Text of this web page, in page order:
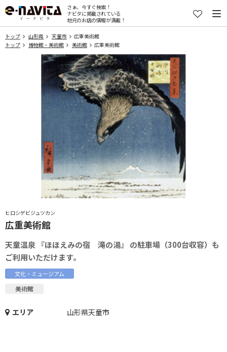
さぁ、今すぐ検索！
ナビタに掲載されている
地元のお店の情報が満載！
トップ 山形県 天童市
広重美術館
トップ
博物館・美術館 美術館 広重美術館
ヒロシゲビジュツカン
広重美術館
天童温泉 『ほほえみの宿 滝の湯』 の駐車場（300台収容）も
ご利用いただけます。
文化・ミュージアム
美術館
エリア 山形県天童市